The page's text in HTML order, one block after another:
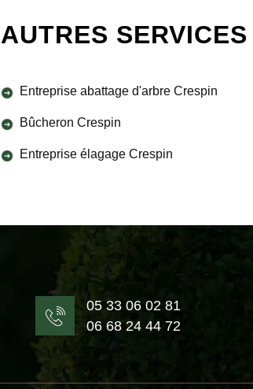
AUTRES SERVICES
Entreprise abattage d'arbre Crespin
Bûcheron Crespin
Entreprise élagage Crespin
05 33 06 02 81
06 68 24 44 72